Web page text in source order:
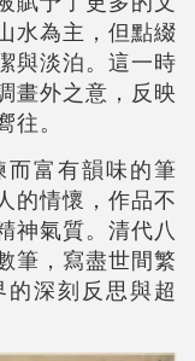
水為主，但點綴
與淡泊。這一時
畫外之意，反映
。
而富有韻味的筆
的情懷，作品不
神氣質。清代八
筆，寫盡世間繁
深刻反思與超